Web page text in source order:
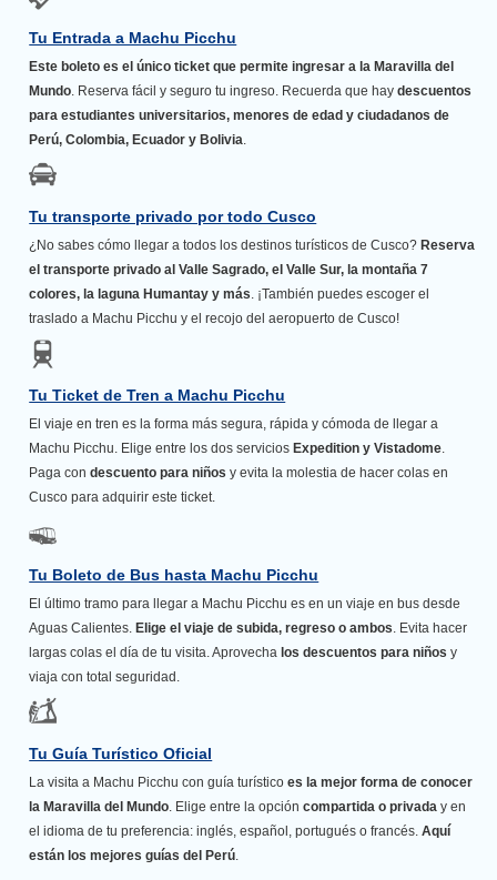
Tu Entrada a Machu Picchu
Este boleto es el único ticket que permite ingresar a la Maravilla del
Mundo . Reserva fácil y seguro tu ingreso. Recuerda que haydescuentos
para estudiantes universitarios, menores de edad y ciudadanos de
Perú, Colombia, Ecuador y Bolivia
Tu transporte privado por todo Cusco
¿No sabes cómo llegar a todos los destinos turísticos de Cusco? Reserva
el transporte privado al Valle Sagrado, el Valle Sur, la montaña 7
colores, la laguna Humantay y más. ¡También puedes escoger el
traslado a Machu Picchu y el recojo del aeropuerto de Cusco!
Tu Ticket de Tren a Machu Picchu
El viaje en tren es la forma más segura, rápida y cómoda de llegar a
Machu Picchu. Elige entre los dos servicios Expedition y Vistadome.
Paga condescuento para niños y evita la molestia de hacer colas en
Cusco para adquirir este ticket.
Tu Boleto de Bus hasta Machu Picchu
El último tramo para llegar a Machu Picchu es en un viaje en bus desde
Aguas Calientes.Elige el viaje de subida, regreso o ambos . Evita hacer
largas colas el día de tu visita. Aprovechalos descuentos para niños y
viaja con total seguridad.
Tu Guía Turístico Oficial
La visita a Machu Picchu con guía turístico es la mejor forma de conocer
la Maravilla del Mundo. Elige entre la opcióncompartida o privada y en
el idioma de tu preferencia: inglés, español, portugués o francés.Aquí
están los mejores guías del Perú.